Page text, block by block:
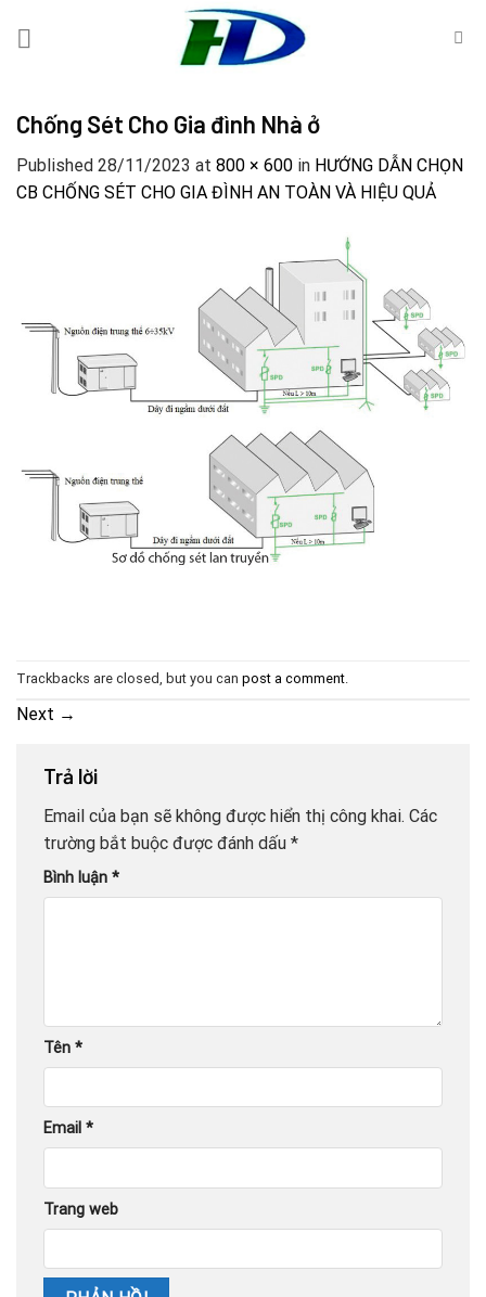
Chống Sét Cho Gia đình Nhà ở
Published 28/11/2023 at 800 × 600 in HƯỚNG DẪN CHỌN
CB CHỐNG SÉT CHO GIA ĐÌNH AN TOÀN VÀ HIỆU QUẢ
Trackbacks are closed, but you can post a comment.
Next →
Trả lời
Email của bạn sẽ không được hiển thị công khai. Các
trường bắt buộc được đánh dấu *
Bình luận *
Tên *
Email *
Trang web